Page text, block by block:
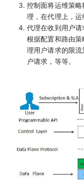
控制面将运维策
理，在代理上，
代理在收到用户
根据配置和路由
理用户请求的限
户请求，等等。